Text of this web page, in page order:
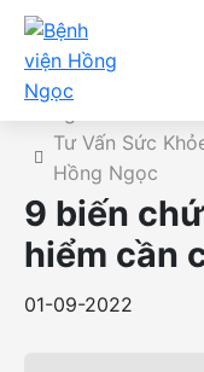
Chi tiết bài tư
Tư Vấn Sức
Hồng Ngọc
9 biến
hiểm cần
01-09-2022